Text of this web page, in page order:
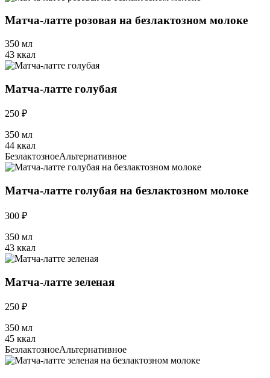
Матча-латте розовая на безлактозном молоке
350 мл
43 ккал
Матча-латте голубая
250 ₽
350 мл
44 ккал
БезлактозноеАльтернативное
Матча-латте голубая на безлактозном молоке
300 ₽
350 мл
43 ккал
Матча-латте зеленая
250 ₽
350 мл
45 ккал
БезлактозноеАльтернативное